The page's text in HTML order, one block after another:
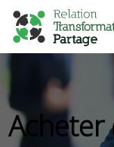
Acheter